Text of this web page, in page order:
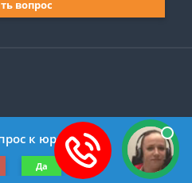
вопрос
к юристу?
Да